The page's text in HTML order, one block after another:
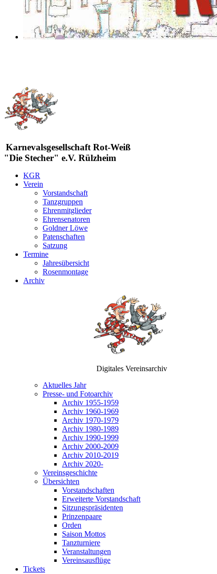
Karnevalsgesellschaft Rot-Weiß
"Die Stecher" e.V. Rülzheim
KGR
Verein
Vorstandschaft
Tanzgruppen
Ehrenmitglieder
Ehrensenatoren
Goldner Löwe
Patenschaften
Satzung
Termine
Jahresübersicht
Rosenmontage
Archiv
Digitales Vereinsarchiv
Aktuelles Jahr
Presse- und Fotoarchiv
Archiv 1955-1959
Archiv 1960-1969
Archiv 1970-1979
Archiv 1980-1989
Archiv 1990-1999
Archiv 2000-2009
Archiv 2010-2019
Archiv 2020-
Vereinsgeschichte
Übersichten
Vorstandschaften
Erweiterte Vorstandschaft
Sitzungspräsidenten
Prinzenpaare
Orden
Saison Mottos
Tanzturniere
Veranstaltungen
Vereinsausflüge
Tickets